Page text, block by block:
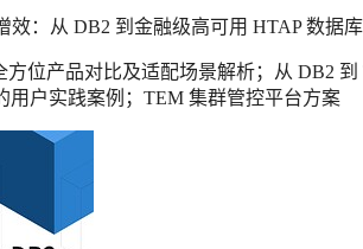
效：从 DB2 到金融级高可用 HTAP 数据
方位产品对比及适配场景解析；从 DB2
用户实践案例；TEM 集群管控平台方案